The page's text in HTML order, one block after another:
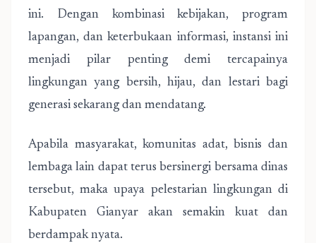
ini. Dengan kombinasi kebijakan, program
lapangan, dan keterbukaan informasi, instansi ini
menjadi pilar penting demi tercapainya
lingkungan yang bersih, hijau, dan lestari bagi
generasi sekarang dan mendatang.
Apabila masyarakat, komunitas adat, bisnis dan
lembaga lain dapat terus bersinergi bersama dinas
tersebut, maka upaya pelestarian lingkungan di
Kabupaten Gianyar akan semakin kuat dan
berdampak nyata.